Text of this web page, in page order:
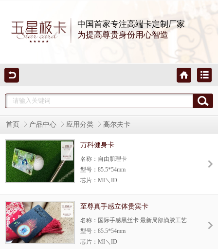
中国首家专注高端卡定制厂家
为提高尊贵身份用心智造
首页 产品中心 应用分类 高尔夫卡
万科健身卡
名称：自由肌理卡
型号：85.5*54mm
芯片：MI＼ID
生产方式：自由肌纹理卡，为千丰彩五星极
独一无二。
至尊真手感立体贵宾卡
名称：国际手感黑丝卡 最新局部滴胶工艺
型号：85.5*54mm
芯片：MI＼ID